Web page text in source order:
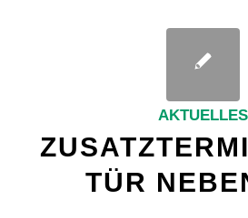
AKTUELLES
TÜR